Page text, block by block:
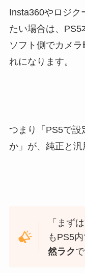
Insta360やロジク
たい場合は、
ソフト側でカメ
れになります。
つまり「PS5で設
か」が、純正と汎
「まず
もPS5
然ラクで